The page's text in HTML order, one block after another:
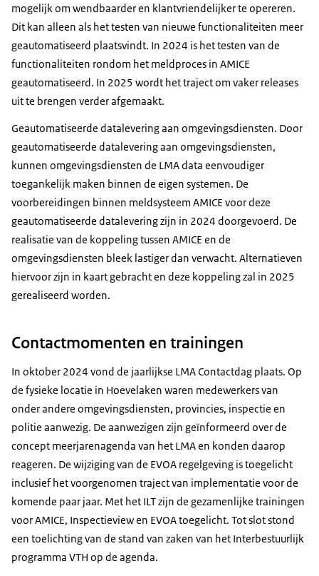
mogelijk om wendbaarder en klantvriendelijker te opereren.
Dit kan alleen als het testen van nieuwe functionaliteiten meer
geautomatiseerd plaatsvindt. In 2024 is het testen van de
functionaliteiten rondom het meldproces in AMICE
geautomatiseerd. In 2025 wordt het traject om vaker releases
uit te brengen verder afgemaakt.
Geautomatiseerde datalevering aan omgevingsdiensten. Door
geautomatiseerde datalevering aan omgevingsdiensten,
kunnen omgevingsdiensten de LMA data eenvoudiger
toegankelijk maken binnen de eigen systemen. De
voorbereidingen binnen meldsysteem AMICE voor deze
geautomatiseerde datalevering zijn in 2024 doorgevoerd. De
realisatie van de koppeling tussen AMICE en de
omgevingsdiensten bleek lastiger dan verwacht. Alternatieven
hiervoor zijn in kaart gebracht en deze koppeling zal in 2025
gerealiseerd worden.
Contactmomenten en trainingen
In oktober 2024 vond de jaarlijkse LMA Contactdag plaats. Op
de fysieke locatie in Hoevelaken waren medewerkers van
onder andere omgevingsdiensten, provincies, inspectie en
politie aanwezig. De aanwezigen zijn geïnformeerd over de
concept meerjarenagenda van het LMA en konden daarop
reageren. De wijziging van de EVOA regelgeving is toegelicht
inclusief het voorgenomen traject van implementatie voor de
komende paar jaar. Met het ILT zijn de gezamenlijke trainingen
voor AMICE, Inspectieview en EVOA toegelicht. Tot slot stond
een toelichting van de stand van zaken van het Interbestuurlijk
programma VTH op de agenda.